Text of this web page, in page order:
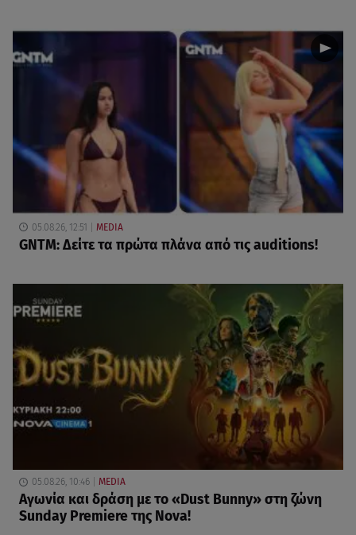
05.08.26, 12:51 MEDIA
GNTM: Δείτε τα πρώτα πλάνα από τις auditions!
05.08.26, 10:46 MEDIA
Αγωνία και δράση με το «Dust Bunny» στη ζώνη
Sunday Premiere της Nova!